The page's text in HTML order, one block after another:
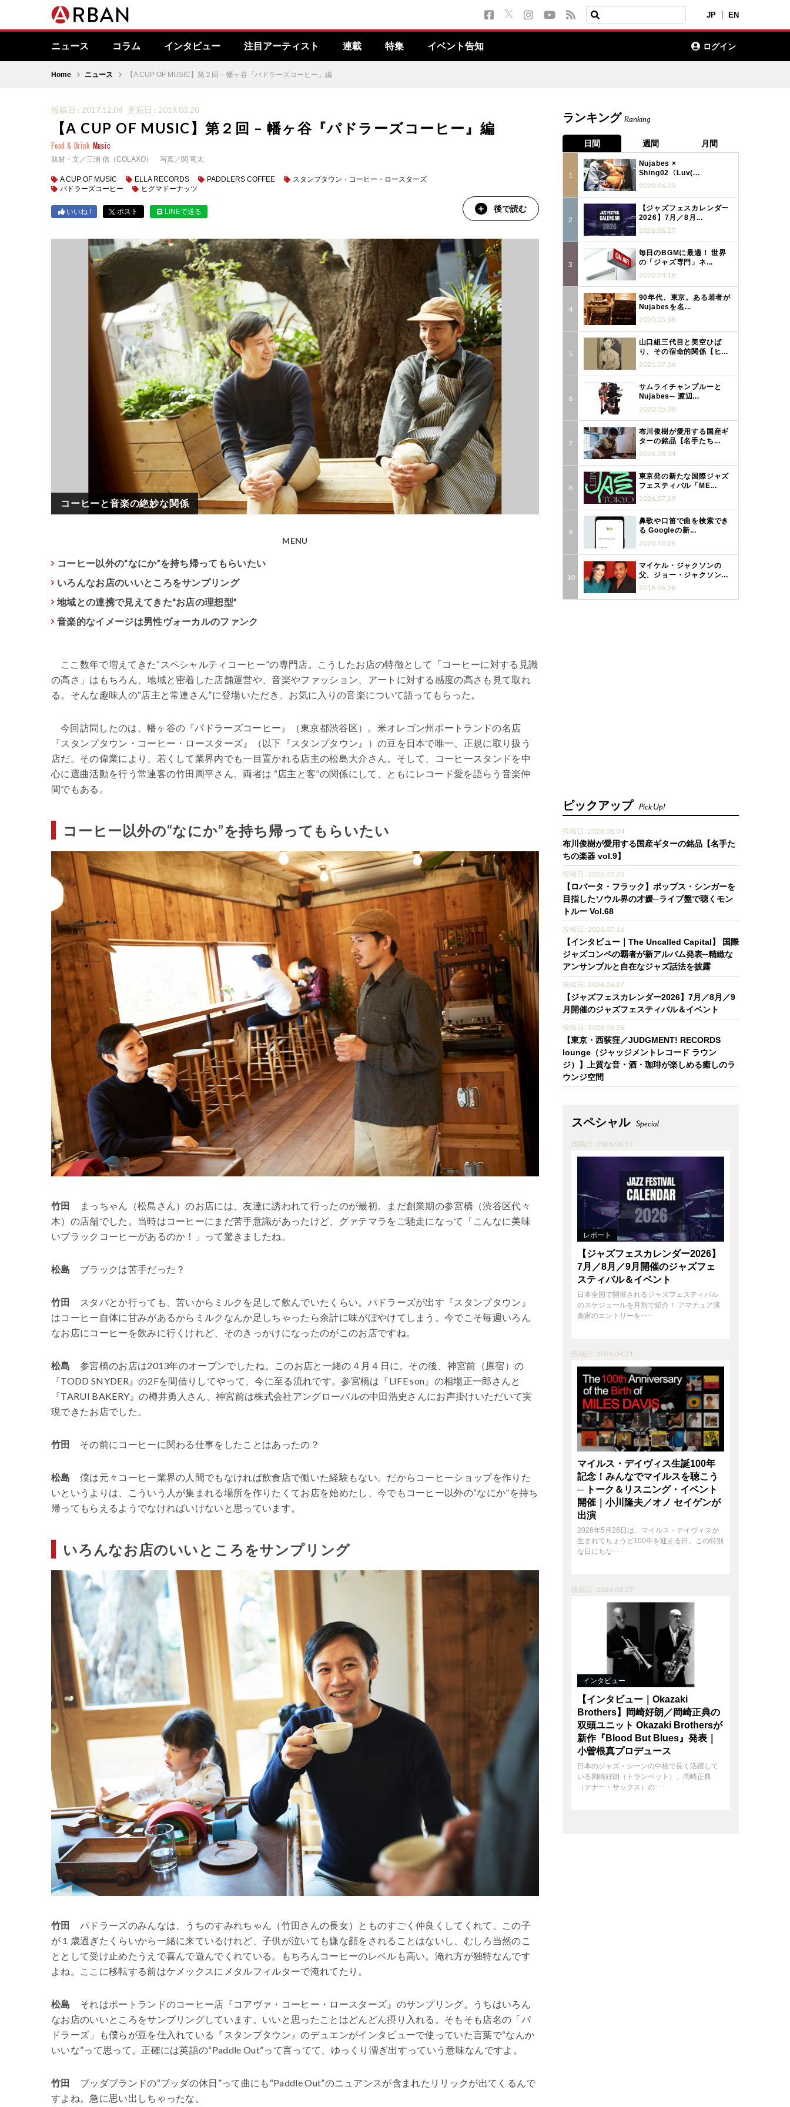
JP EN
ニュース コラム インタビュー 注目アーティスト 連載 特集 イベント告知 ログイン
Home ニュース 【A CUP OF MUSIC】第２回 – 幡ヶ谷『パドラーズコーヒー』編
投稿日 : 2017.12.04 更新日 : 2019.03.20
【A CUP OF MUSIC】第２回 – 幡ヶ谷『パドラーズコーヒー』編
Food & Drink Music
取材・文／三浦 信（COLAXO） 写真／関 竜太
A CUP OF MUSIC ELLA RECORDS PADDLERS COFFEE
スタンプタウン・コーヒー・ロースターズ
パドラーズコーヒー
ヒグマドーナッツ
いいね ! ポスト LINEで送る 後で読む
コーヒーと音楽の絶妙な関係
MENU
コーヒー以外の“なにか”を持ち帰ってもらいたい
いろんなお店のいいところをサンプリング
地域との連携で見えてきた“お店の理想型”
音楽的なイメージは男性ヴォーカルのファンク
ここ数年で増えてきた“スペシャルティコーヒー”の専門店。こうしたお店の特徴として「コーヒーに対する見識
の高さ」はもちろん、地域と密着した店舗運営や、音楽やファッション、アートに対する感度の高さも見て取れ
る。そんな趣味人の“店主と常連さん”に登場いただき、お気に入りの音楽について語ってもらった。
今回訪問したのは、幡ヶ谷の『パドラーズコーヒー』（東京都渋谷区）。米オレゴン州ポートランドの名店
『スタンプタウン・コーヒー・ロースターズ』（以下『スタンプタウン』）の豆を日本で唯一、正規に取り扱う
店だ。その偉業により、若くして業界内でも一目置かれる店主の松島大介さん。そして、コーヒースタンドを中
心に選曲活動を行う常連客の竹田周平さん。両者は “店主と客”の関係にして、ともにレコード愛を語らう音楽仲
間でもある。
コーヒー以外の“なにか”を持ち帰ってもらいたい
竹田
まっちゃん（松島さん）のお店には、友達に誘われて行ったのが最初。まだ創業期の参宮橋（渋谷区代々
木）の店舗でした。当時はコーヒーにまだ苦手意識があったけど、グァテマラをご馳走になって「こんなに美味
いブラックコーヒーがあるのか！」って驚きましたね。
松島 ブラックは苦手だった？
竹田
スタバとか行っても、苦いからミルクを足して飲んでいたくらい。パドラーズが出す『スタンプタウン』
はコーヒー自体に甘みがあるからミルクなんか足しちゃったら余計に味がぼやけてしまう。今でこそ毎週いろん
なお店にコーヒーを飲みに行くけれど、そのきっかけになったのがこのお店ですね。
松島 参宮橋のお店は2013年のオープンでしたね。このお店と一緒の４月４日に。その後、神宮前（原宿）の
『TODD SNYDER』の2Fを間借りしてやって、今に至る流れです。参宮橋は『LIFE son』の相場正一郎さんと
『TARUI BAKERY』の樽井勇人さん、神宮前は株式会社アングローバルの中田浩史さんにお声掛けいただいて実
現できたお店でした。
竹田 その前にコーヒーに関わる仕事をしたことはあったの？
松島 僕は元々コーヒー業界の人間でもなければ飲食店で働いた経験もない。だからコーヒーショップを作りた
いというよりは、こういう人が集まれる場所を作りたくてお店を始めたし、今でもコーヒー以外の“なにか”を持ち
帰ってもらえるようでなければいけないと思っています。
いろんなお店のいいところをサンプリング
竹田 パドラーズのみんなは、うちのすみれちゃん（竹田さんの長女）とものすごく仲良くしてくれて。この子
が１歳過ぎたくらいから一緒に来ているけれど、子供が泣いても嫌な顔をされることはないし、むしろ当然のこ
ととして受け止めたうえで喜んで遊んでくれている。もちろんコーヒーのレベルも高い。淹れ方が独特なんです
よね。ここに移転する前はケメックスにメタルフィルターで淹れてたり。
松島 それはポートランドのコーヒー店『コアヴァ・コーヒー・ロースターズ』のサンプリング。うちはいろん
なお店のいいところをサンプリングしています。いいと思ったことはどんどん摂り入れる。そもそも店名の「パ
ドラーズ」も僕らが豆を仕入れている『スタンプタウン』のデュエンがインタビューで使っていた言葉で“なんか
いいな”って思って。正確には英語の“Paddle Out”って言ってて、ゆっくり漕ぎ出すっていう意味なんですよ。
竹田 ブッダブランドの“ブッダの休日”って曲にも“Paddle Out”のニュアンスが含まれたリリックが出てくるんで
すよね。急に思い出しちゃったな。
ランキング Ranking
日間 週間 月間
Nujabes ×
Shing02〈Luv(...
2020.06.05
【ジャズフェスカレンダー
2026】7月／8月...
2026.06.27
毎日のBGMに最適！ 世界
の「ジャズ専門」ネ...
2020.04.18
90年代、東京。ある若者が
Nujabesを名...
2020.05.08
山口組三代目と美空ひば
り、その宿命的関係【ヒ...
2021.07.06
サムライチャンプルーと
Nujabes─ 渡辺...
2020.05.08
布川俊樹が愛用する国産ギ
ターの銘品【名手たち...
2026.08.04
東京発の新たな国際ジャズ
フェスティバル「ME...
2026.07.29
鼻歌や口笛で曲を検索でき
る Googleの新...
2020.10.26
マイケル・ジャクソンの
父、ジョー・ジャクソン...
2018.06.28
ピックアップ Pick Up!
投稿日 : 2026.08.04
布川俊樹が愛用する国産ギターの銘品【名手た
ちの楽器 vol.9】
投稿日 : 2026.07.20
【ロバータ・フラック】ポップス・シンガーを
目指したソウル界の才媛─ライブ盤で聴くモン
トルー Vol.68
投稿日 : 2026.07.16
【インタビュー｜The Uncalled Capital】 国際
ジャズコンペの覇者が新アルバム発表─精緻な
アンサンブルと自在なジャズ話法を披露
投稿日 : 2026.06.27
【ジャズフェスカレンダー2026】7月／8月／9
月開催のジャズフェスティバル＆イベント
投稿日 : 2026.06.26
【東京・西荻窪／JUDGMENT! RECORDS
lounge（ジャッジメントレコード ラウン
ジ）】上質な音・酒・珈琲が楽しめる癒しのラ
ウンジ空間
スペシャル Special
投稿日 : 2026.06.27
レポート
【ジャズフェスカレンダー2026】
7月／8月／9月開催のジャズフェ
スティバル＆イベント
日本全国で開催されるジャズフェスティバル
のスケジュールを月別で紹介！ アマチュア演
奏家のエントリーを･･･
投稿日 : 2026.04.21
マイルス・デイヴィス生誕100年
記念！みんなでマイルスを聴こう
─ トーク＆リスニング・イベント
開催｜小川隆夫／オノ セイゲンが
出演
2026年5月26日は、マイルス・デイヴィスが
生まれてちょうど100年を迎える日。この特別
な日にちな･･･
投稿日 : 2026.03.27
インタビュー
【インタビュー｜Okazaki
Brothers】岡崎好朗／岡崎正典の
双頭ユニット Okazaki Brothersが
新作『Blood But Blues』発表｜
小曽根真プロデュース
日本のジャズ・シーンの中核で長く活躍して
いる岡崎好朗（トランペット）、岡崎正典
（テナー・サックス）の･･･